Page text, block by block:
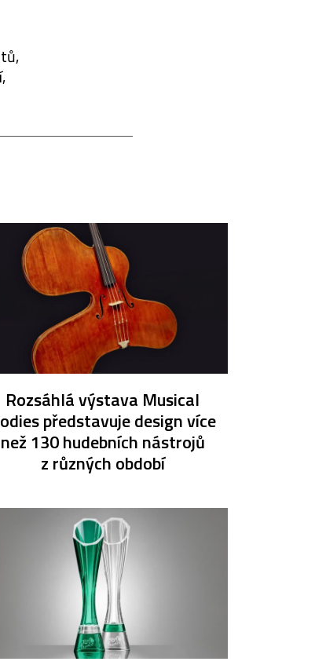
Rozsáhlá výstava Musical
představuje design více
než 130 hudebních nástrojů
z různých období